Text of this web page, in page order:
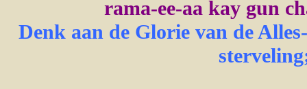
rama-ee-aa kay gun
Denk aan de Glorie van de